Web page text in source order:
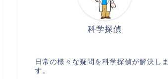
科学探偵
日常の様々な疑問を科学探偵が解決しま
す。